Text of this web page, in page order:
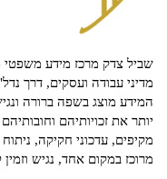
שביל צדק מרכז מידע משפטי
מדיני עבודה ועסקים, דרך
המידע מוצג בשפה ברורה
יותר את זכויותיהם
מקיפים, עדכוני חקיקה,
מרוכז במקום אחד, נגיש